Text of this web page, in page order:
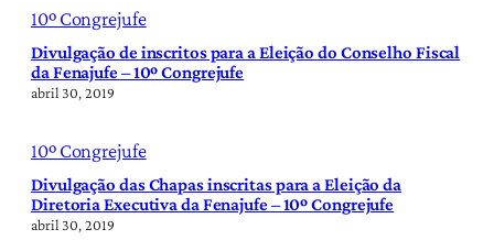
10º Congrejufe
Divulgação de inscritos para a Eleição do Conselho Fiscal
da Fenajufe – 10º Congrejufe
abril 30, 2019
10º Congrejufe
Divulgação das Chapas inscritas para a Eleição da
Diretoria Executiva da Fenajufe – 10º Congrejufe
abril 30, 2019